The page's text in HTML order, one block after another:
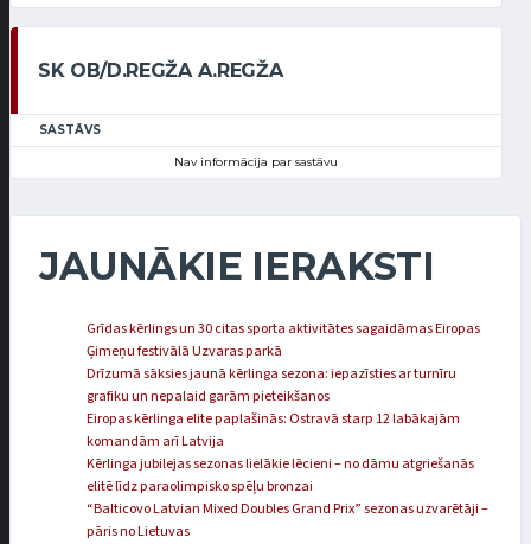
SK OB/D.REGŽA A.REGŽA
SASTĀVS
Nav informācija par sastāvu
JAUNĀKIE IERAKSTI
Grīdas kērlings un 30 citas sporta aktivitātes sagaidāmas Eiropas
Ģimeņu festivālā Uzvaras parkā
Drīzumā sāksies jaunā kērlinga sezona: iepazīsties ar turnīru
grafiku un nepalaid garām pieteikšanos
Eiropas kērlinga elite paplašinās: Ostravā starp 12 labākajām
komandām arī Latvija
Kērlinga jubilejas sezonas lielākie lēcieni – no dāmu atgriešanās
elitē līdz paraolimpisko spēļu bronzai
“Balticovo Latvian Mixed Doubles Grand Prix” sezonas uzvarētāji –
pāris no Lietuvas